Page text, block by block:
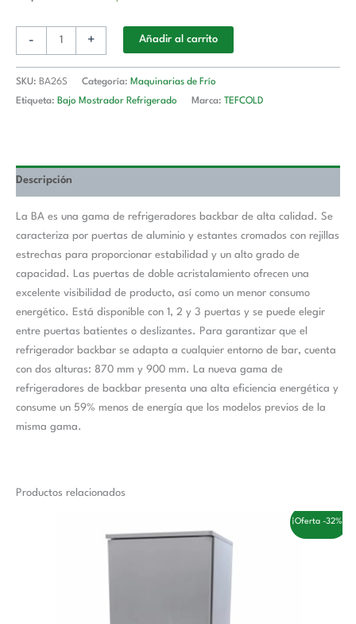
- + Añadir al carrito
SKU: BA26S Categoría: Maquinarias de Frío
Etiqueta: Bajo Mostrador Refrigerado Marca: TEFCOLD
Descripción
La BA es una gama de refrigeradores backbar de alta calidad. Se
caracteriza por puertas de aluminio y estantes cromados con rejillas
estrechas para proporcionar estabilidad y un alto grado de
capacidad. Las puertas de doble acristalamiento ofrecen una
excelente visibilidad de producto, así como un menor consumo
energético. Está disponible con 1, 2 y 3 puertas y se puede elegir
entre puertas batientes o deslizantes. Para garantizar que el
refrigerador backbar se adapta a cualquier entorno de bar, cuenta
con dos alturas: 870 mm y 900 mm. La nueva gama de
refrigeradores de backbar presenta una alta eficiencia energética y
consume un 59% menos de energía que los modelos previos de la
misma gama.
Productos relacionados
¡Oferta -32%!
original